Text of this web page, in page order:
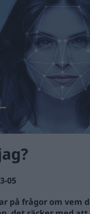
05
på frågor om vem